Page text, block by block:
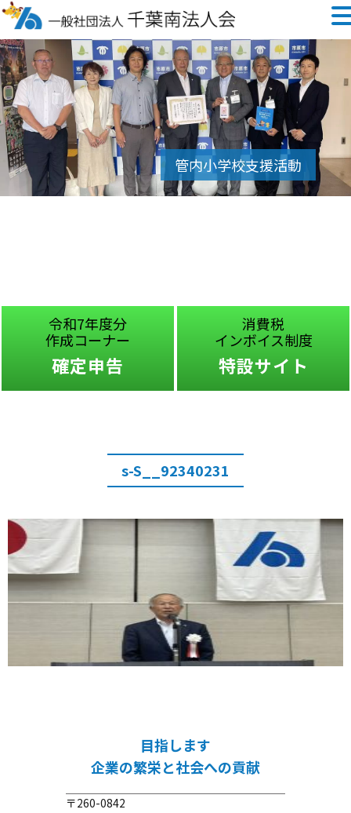
7年度分
ーナー
申告
インボイス制度
特設サイト
s-S__92340231
目指します
企業の繁栄と社会への貢献
〒260-0842